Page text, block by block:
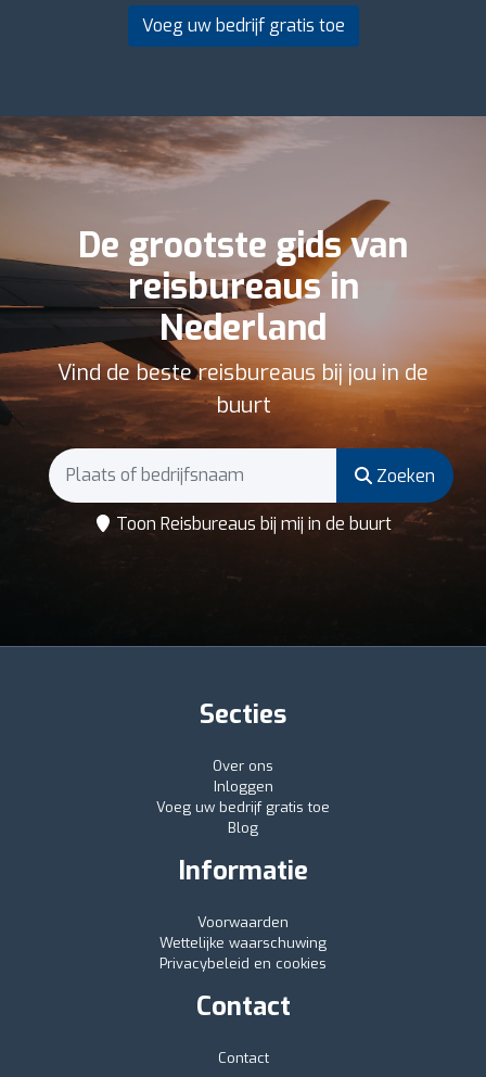
Voeg uw bedrijf gratis toe
De grootste gids van
reisbureaus in
Nederland
Vind de beste reisbureaus bij jou in de
buurt
Zoeken
Toon Reisbureaus bij mij in de buurt
Secties
Over ons
Inloggen
Voeg uw bedrijf gratis toe
Blog
Informatie
Voorwaarden
Wettelijke waarschuwing
Privacybeleid en cookies
Contact
Contact